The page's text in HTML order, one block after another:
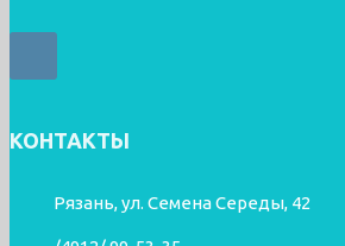
КОНТАКТЫ
Рязань, ул. Семена Середы, 42